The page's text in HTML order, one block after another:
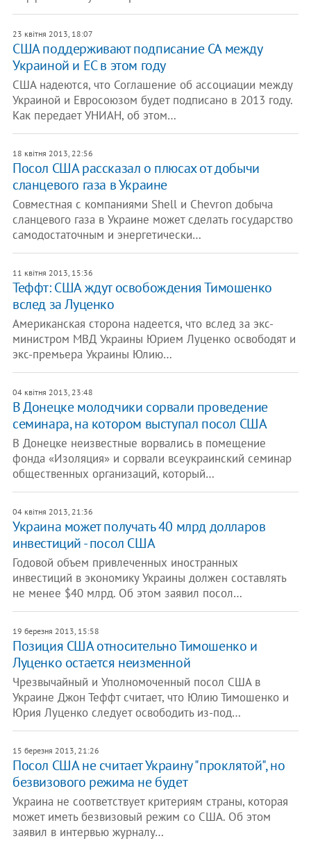
23 квітня 2013, 18:07
США поддерживают подписание СА между
Украиной и ЕС в этом году
США надеются, что Соглашение об ассоциации между
Украиной и Евросоюзом будет подписано в 2013 году.
Как передает УНИАН, об этом…
18 квітня 2013, 22:56
Посол США рассказал о плюсах от добычи
сланцевого газа в Украине
Совместная с компаниями Shell и Chevron добыча
сланцевого газа в Украине может сделать государство
самодостаточным и энергетически…
11 квітня 2013, 15:36
Теффт: США ждут освобождения Тимошенко
вслед за Луценко
Американская сторона надеется, что вслед за экс-
министром МВД Украины Юрием Луценко освободят и
экс-премьера Украины Юлию…
04 квітня 2013, 23:48
В Донецке молодчики сорвали проведение
семинара, на котором выступал посол США
В Донецке неизвестные ворвались в помещение
фонда «Изоляция» и сорвали всеукраинский семинар
общественных организаций, который…
04 квітня 2013, 21:36
Украина может получать 40 млрд долларов
инвестиций - посол США
Годовой объем привлеченных иностранных
инвестиций в экономику Украины должен составлять
не менее $40 млрд. Об этом заявил посол…
19 березня 2013, 15:58
Позиция США относительно Тимошенко и
Луценко остается неизменной
Чрезвычайный и Уполномоченный посол США в
Украине Джон Теффт считает, что Юлию Тимошенко и
Юрия Луценко следует освободить из-под…
15 березня 2013, 21:26
Посол США не считает Украину "проклятой", но
безвизового режима не будет
Украина не соответствует критериям страны, которая
может иметь безвизовый режим со США. Об этом
заявил в интервью журналу…